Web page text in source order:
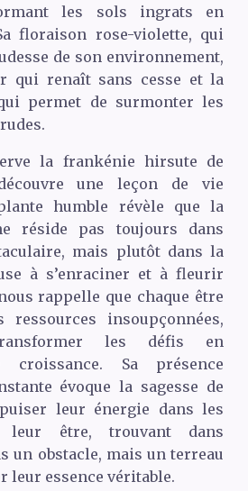
les sols ingrats en
floraison rose-violette, qui
de son environnement,
qui renaît sans cesse et la
permet de surmonter les
la frankénie hirsute de
une leçon de vie
humble révèle que la
réside pas toujours dans
mais plutôt dans la
à s’enraciner et à fleurir
rappelle que chaque être
insoupçonnées,
les défis en
croissance. Sa présence
évoque la sagesse de
leur énergie dans les
leur être, trouvant dans
un obstacle, mais un terreau
leur essence véritable.